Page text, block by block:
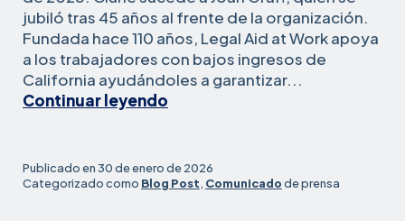
jubiló tras 45 años al frente de la organización.
Fundada hace 110 años, Legal Aid at Work apoya
a los trabajadores con bajos ingresos de
California ayudándoles a garantizar...
Continuar leyendo
Work
nombra
Publicado en30 de enero de 2026
Categorizado como Blog Post, Comunicadode prensa